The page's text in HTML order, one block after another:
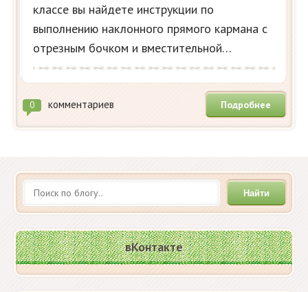
классе вы найдете инструкции по
выполнению наклонного прямого кармана с
отрезным бочком и вместительной…
0 комментариев Подробнее
Найти
вКонтакте